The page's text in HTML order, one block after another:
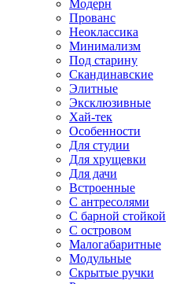
Модерн
Прованс
Неоклассика
Минимализм
Под старину
Скандинавские
Элитные
Эксклюзивные
Хай-тек
Особенности
Для студии
Для хрущевки
Для дачи
Встроенные
С антресолями
С барной стойкой
С островом
Малогабаритные
Модульные
Скрытые ручки